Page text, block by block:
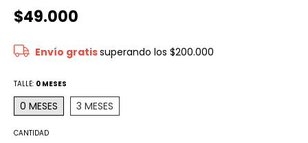
$49.000
Envío gratissuperando los$200.000
TALLE: 0 MESES
0 MESES 3 MESES
CANTIDAD